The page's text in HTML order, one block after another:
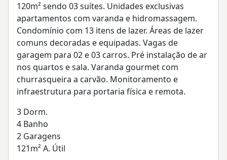
120m² sendo 03 suítes. Unidades exclusivas
apartamentos com varanda e hidromassagem.
Condomínio com 13 itens de lazer. Áreas de lazer
comuns decoradas e equipadas. Vagas de
garagem para 02 e 03 carros. Pré instalação de ar
nos quartos e sala. Varanda gourmet com
churrasqueira a carvão. Monitoramento e
infraestrutura para portaria física e remota.
3 Dorm.
4 Banho
2 Garagens
121m² A. Útil